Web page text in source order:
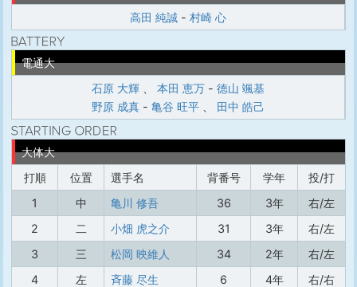
高田 純誠 - 村崎 心
電通大
石原 大輝
本田 恵万 - 徳山 颯基
野原 成真 - 亀谷 旺平 田中 皓己
大体大
打順
位置 選手名 背番号 学年
投/打
1
中 亀川 修吾 36 3年
右/左
2
二 小畑 虎之介 31 3年
右/左
3
三 松岡 映維人 34 2年
右/左
4
左 斉藤 尽生 6 4年
右/右